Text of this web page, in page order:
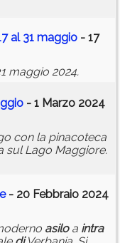
al 31 maggio - 17
maggio 2024.
- 1 Marzo 2024
con la pinacoteca
sul Lago Maggiore.
- 20 Febbraio 2024
asiloa intra